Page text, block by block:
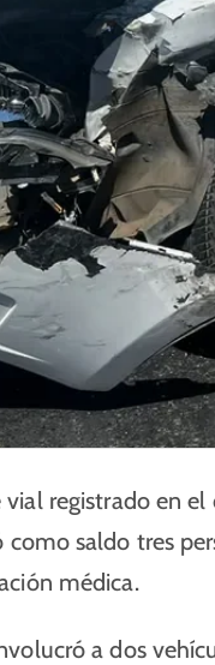
vial registrado en
como saldo tres
médica.
a dos